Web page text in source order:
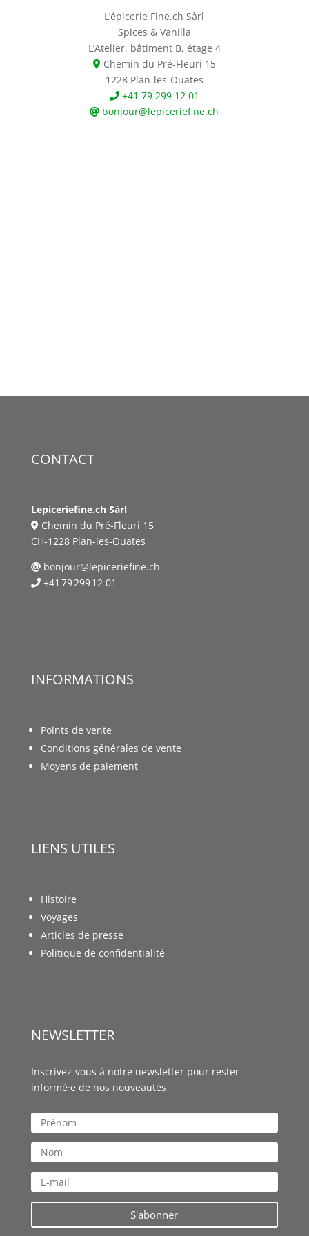
L’épicerie Fine.ch Sàrl
Spices & Vanilla
L’Atelier, bâtiment B, étage 4
Chemin du Pré-Fleuri 15
1228 Plan-les-Ouates
+41 79 299 12 01
bonjour@lepiceriefine.ch
CONTACT
Lepiceriefine.ch Sàrl
Chemin du Pré-Fleuri 15
CH-1228 Plan-les-Ouates
bonjour@lepiceriefine.ch
+41 79 299 12 01
INFORMATIONS
Points de vente
Conditions générales de vente
Moyens de paiement
LIENS UTILES
Histoire
Voyages
Articles de presse
Politique de confidentialité
NEWSLETTER
Inscrivez-vous à notre newsletter pour rester
informé·e de nos nouveautés
S'abonner